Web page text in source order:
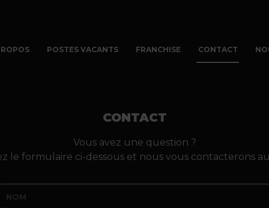
POSTES VACANTS FRANCHISE CONTACT
CONTACT
Vous avez une question ?
le formulaire ci-dessous et nous vous contacterons